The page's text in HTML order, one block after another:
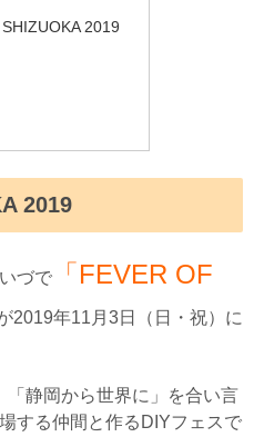
2019
2019
づで
「FEVER OF
2019年11月3日（日・祝）に
静岡から世界に」を合い言
する仲間と作るDIYフェスで